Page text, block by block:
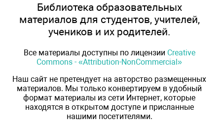
Библиотека образовательных
материалов для студентов, учителей,
учеников и их родителей.
Все материалы доступны по лицензии Creative
Commons - «Attribution-NonCommercial»
Наш сайт не претендует на авторство размещенных
материалов. Мы только конвертируем в удобный
формат материалы из сети Интернет, которые
находятся в открытом доступе и присланные
нашими посетителями.